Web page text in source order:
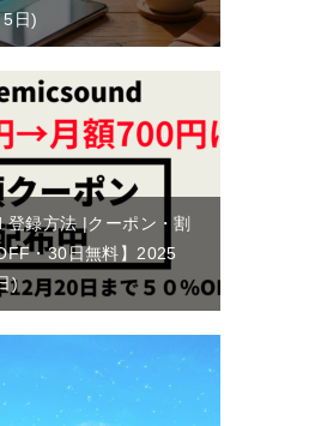
5日
録方法 |クーポン・割
・30日無料】2025